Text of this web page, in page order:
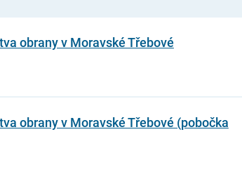
obrany v Moravské Třebové
obrany v Moravské Třebové (pobočka